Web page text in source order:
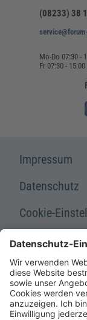
(08233) 38
Mo-Do 07:30 -
Fr 07:30 - 15:00
Impressum
Datenschutz
Cookie-
AGB und
Erklärung
A FORUM